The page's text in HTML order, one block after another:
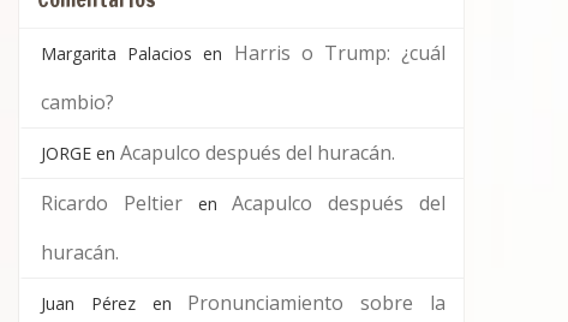
Margarita Palacios en Harris o Trump: ¿cuál
cambio?
JORGE en Acapulco después del huracán.
Ricardo PeltierenAcapulco después del
huracán.
Juan Pérezen Pronunciamiento sobre la